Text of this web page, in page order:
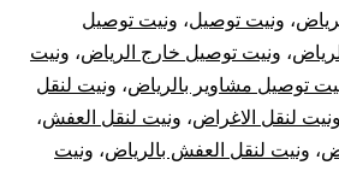
، ونيت توصيل، ونيت توصيل
، ونيت توصيل خارج الرياض، ونيت
توصيل مشاوير بالرياض، ونيت لنقل
ونيت لنقل الاغراض، ونيت لنقل العفش،
، ونيت لنقل العفش بالرياض، ونيت